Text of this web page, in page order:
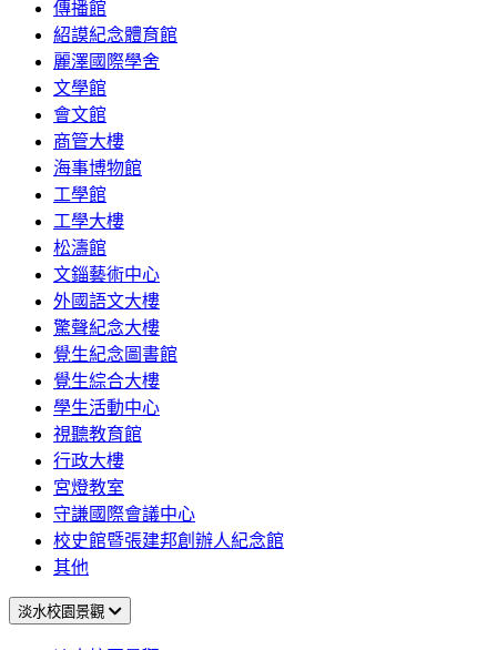
傳播館
紹謨紀念體育館
麗澤國際學舍
文學館
會文館
商管大樓
海事博物館
工學館
工學大樓
松濤館
文錙藝術中心
外國語文大樓
驚聲紀念大樓
覺生紀念圖書館
覺生綜合大樓
學生活動中心
視聽教育館
行政大樓
宮燈教室
守謙國際會議中心
校史館暨張建邦創辦人紀念館
其他
淡水校園景觀